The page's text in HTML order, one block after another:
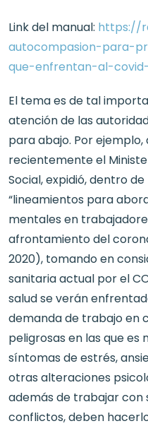
Link del manual: https://
autocompasion-para-
que-enfrentan-al-
El tema es de tal
atención de las
para abajo. Por ejemplo,
recientemente el
Social, expidió, dentro
“lineamientos para
mentales en
afrontamiento del
2020), tomando en
sanitaria actual por el
salud se verán
demanda de trabajo en
peligrosas en las que
síntomas de estrés,
otras alteraciones
además de trabajar con
conflictos, deben